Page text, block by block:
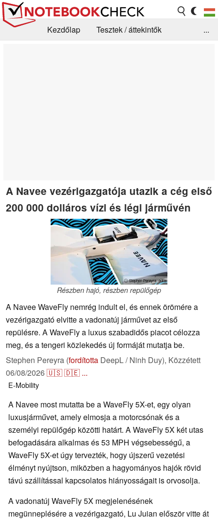
Kezdőlap
Tesztek / áttekintők
...
A Navee vezérigazgatója utazik a cég első
200 000 dolláros vízi és légi járművén
ⓘ Stephen Pereyra -edits
Részben hajó, részben repülőgép
A Navee WaveFly nemrég indult el, és ennek örömére a
vezérigazgató elvitte a vadonatúj járművet az első
repülésre. A WaveFly a luxus szabadidős piacot célozza
meg, és a tengeri közlekedés új formáját mutatja be.
Stephen Pereyra (fordította DeepL / Ninh Duy), Közzétett
06/08/2026🇺🇸🇩🇪 ...
E-Mobility
A Navee most mutatta be a WaveFly 5X-et, egy olyan
luxusjárművet, amely elmosja a motorcsónak és a
személyi repülőgép közötti határt. A WaveFly 5X két utas
befogadására alkalmas és 53 MPH végsebességű, a
WaveFly 5X-et úgy tervezték, hogy újszerű vezetési
élményt nyújtson, miközben a hagyományos hajók rövid
távú szállítással kapcsolatos hiányosságait is orvosolja.
A vadonatúj WaveFly 5X megjelenésének
megünneplésére a vezérigazgató, Lu Juian először vitte át